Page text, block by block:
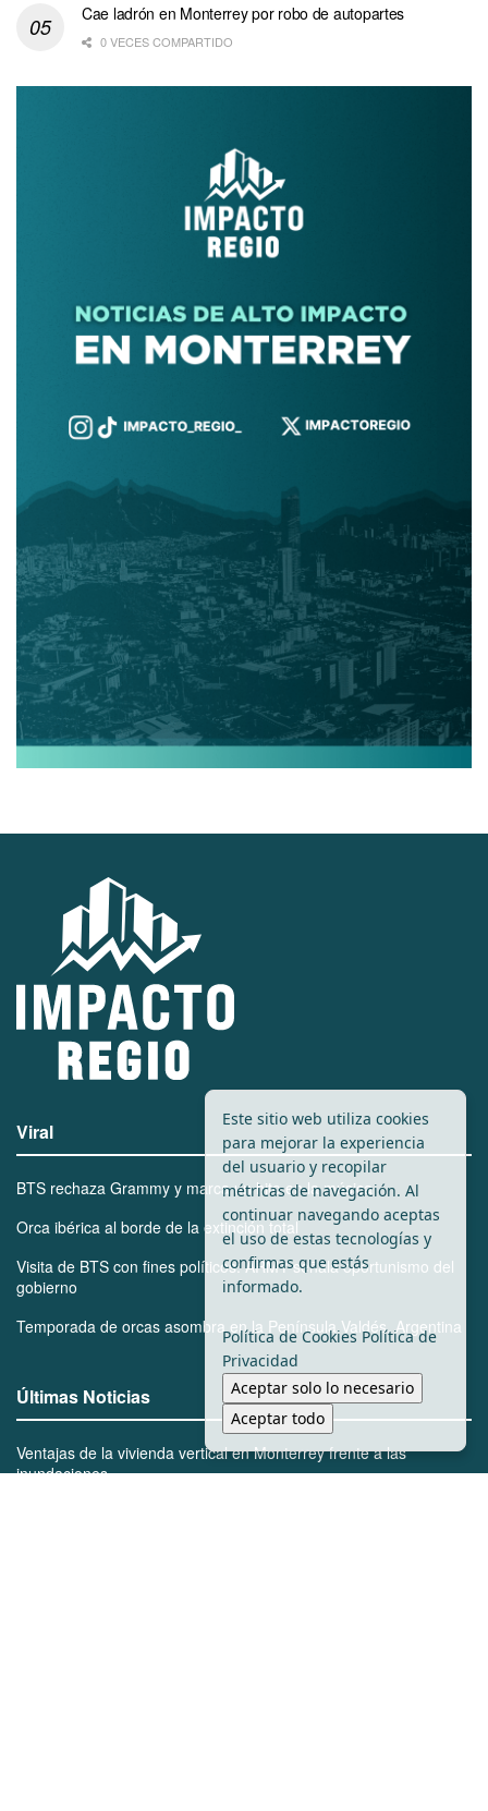
Cae ladrón en Monterrey por robo de autopartes
0 VECES COMPARTIDO
Viral
BTS rechaza Grammy y marca un hito en la música
Orca ibérica al borde de la extinción total
Visita de BTS con fines políticos: ARMY señala oportunismo del
gobierno
Temporada de orcas asombra en la Península Valdés, Argentina
Últimas Noticias
Ventajas de la vivienda vertical en Monterrey frente a las
inundaciones
Este sitio web utiliza cookies
para mejorar la experiencia
del usuario y recopilar
métricas de navegación. Al
continuar navegando aceptas
el uso de estas tecnologías y
confirmas que estás
informado.
Política de Cookies Política de
Privacidad
Aceptar solo lo necesario
Aceptar todo